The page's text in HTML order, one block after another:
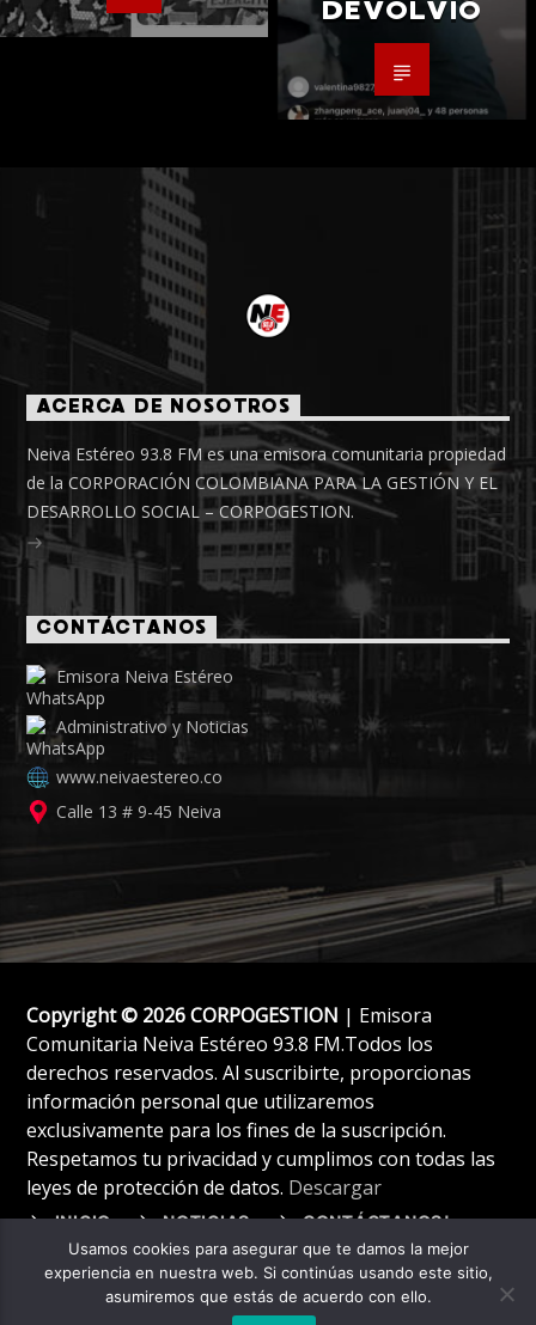
DEVOLVIÓ
ACERCA DE NOSOTROS
Neiva Estéreo 93.8 FM es una emisora comunitaria propiedad
de la CORPORACIÓN COLOMBIANA PARA LA GESTIÓN Y EL
DESARROLLO SOCIAL – CORPOGESTION.
CONTÁCTANOS
Emisora Neiva Estéreo
Administrativo y Noticias
www.neivaestereo.co
Calle 13 # 9-45 Neiva
Copyright © 2026 CORPOGESTION | Emisora
Comunitaria Neiva Estéreo 93.8 FM.Todos los
derechos reservados. Al suscribirte, proporcionas
información personal que utilizaremos
exclusivamente para los fines de la suscripción.
Respetamos tu privacidad y cumplimos con todas las
leyes de protección de datos. Descargar
INICIO NOTICIAS CONTÁCTANOS!
Usamos cookies para asegurar que te damos la mejor
experiencia en nuestra web. Si continúas usando este sitio,
asumiremos que estás de acuerdo con ello.